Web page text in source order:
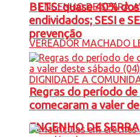
ENGENHO DE
BETS: quase 40%
endividados; SESI e
prevenção
Regras do período
comecaram a valer